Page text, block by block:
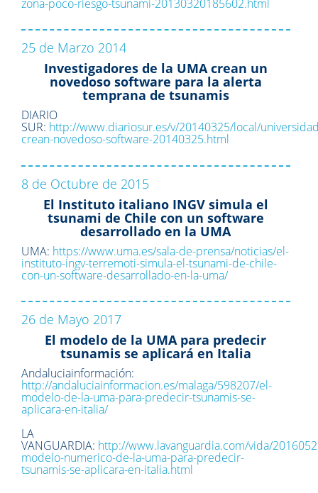
zona-poco-riesgo-tsunami-20130320185602.html
25 de Marzo 2014
Investigadores de la UMA crean un
novedoso software para la alerta
temprana de tsunamis
DIARIO
SUR: http://www.diariosur.es/v/20140325/local/
crean-novedoso-software-20140325.html
8 de Octubre de 2015
El Instituto italiano INGV simula el
tsunami de Chile con un software
desarrollado en la UMA
UMA: https://www.uma.es/sala-de-prensa/noticias/el-
instituto-ingv-terremoti-simula-el-tsunami-de-chile-
con-un-software-desarrollado-en-la-uma/
26 de Mayo 2017
El modelo de la UMA para predecir
tsunamis se aplicará en Italia
Andaluciainformación:
http://andaluciainformacion.es/malaga/598207/el-
modelo-de-la-uma-para-predecir-tsunamis-se-
aplicara-en-italia/
LA
VANGUARDIA: http://www.lavanguardia.com/vida/
modelo-numerico-de-la-uma-para-predecir-
tsunamis-se-aplicara-en-italia.html